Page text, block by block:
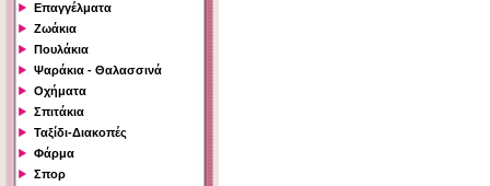
Επαγγέλματα
Ζωάκια
Πουλάκια
Ψαράκια - Θαλασσινά
Οχήματα
Σπιτάκια
Ταξίδι-Διακοπές
Φάρμα
Σπορ